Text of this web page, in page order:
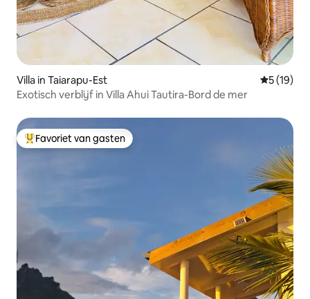
Villa in Taiarapu-Est
5 (19)
Exotisch verblijf in Villa Ahui Tautira-Bord de mer
Topfavoriet van gasten
Favoriet van gasten